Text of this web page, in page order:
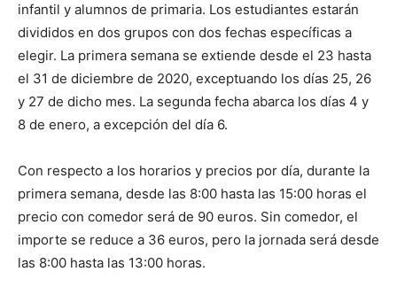
infantil y alumnos de primaria. Los estudiantes estarán
divididos en dos grupos con dos fechas específicas a
elegir. La primera semana se extiende desde el 23 hasta
el 31 de diciembre de 2020, exceptuando los días 25, 26
y 27 de dicho mes. La segunda fecha abarca los días 4 y
8 de enero, a excepción del día 6.
Con respecto a los horarios y precios por día, durante la
primera semana, desde las 8:00 hasta las 15:00 horas el
precio con comedor será de 90 euros. Sin comedor, el
importe se reduce a 36 euros, pero la jornada será desde
las 8:00 hasta las 13:00 horas.